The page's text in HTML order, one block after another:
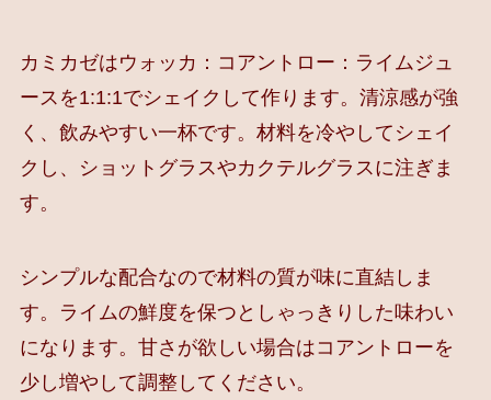
カミカゼはウォッカ：コアントロー：ライムジュ
ースを1:1:1でシェイクして作ります。清涼感が強
く、飲みやすい一杯です。材料を冷やしてシェイ
クし、ショットグラスやカクテルグラスに注ぎま
す。
シンプルな配合なので材料の質が味に直結しま
す。ライムの鮮度を保つとしゃっきりした味わい
になります。甘さが欲しい場合はコアントローを
少し増やして調整してください。